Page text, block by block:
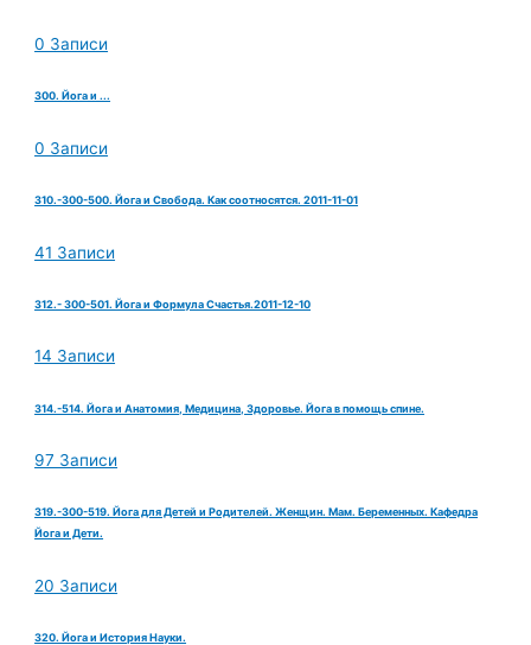
0 Записи
300. Йога и ...
0 Записи
310.-300-500. Йога и Свобода. Как соотносятся. 2011-11-01
41 Записи
312.- 300-501. Йога и Формула Счастья.2011-12-10
14 Записи
314.-514. Йога и Анатомия, Медицина, Здоровье. Йога в помощь спине.
97 Записи
319.-300-519. Йога для Детей и Родителей. Женщин. Мам. Беременных. Кафедра
Йога и Дети.
20 Записи
320. Йога и История Науки.